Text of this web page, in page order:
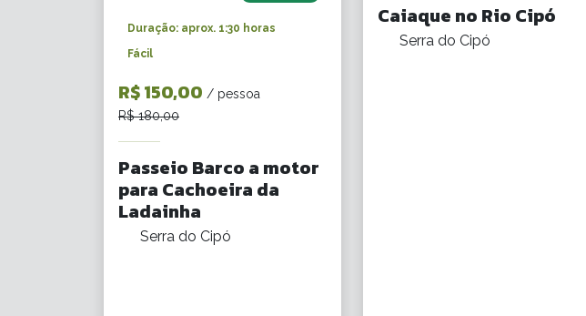
Duração: aprox. 1:30 horas
Fácil
R$ 150,00 / pessoa
R$ 180,00
Passeio Barco a motor
para Cachoeira da
Ladainha
Serra do Cipó
Caiaque no Rio Cipó
Serra do Cipó